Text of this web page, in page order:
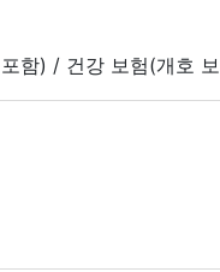
함) / 건강 보험(개호